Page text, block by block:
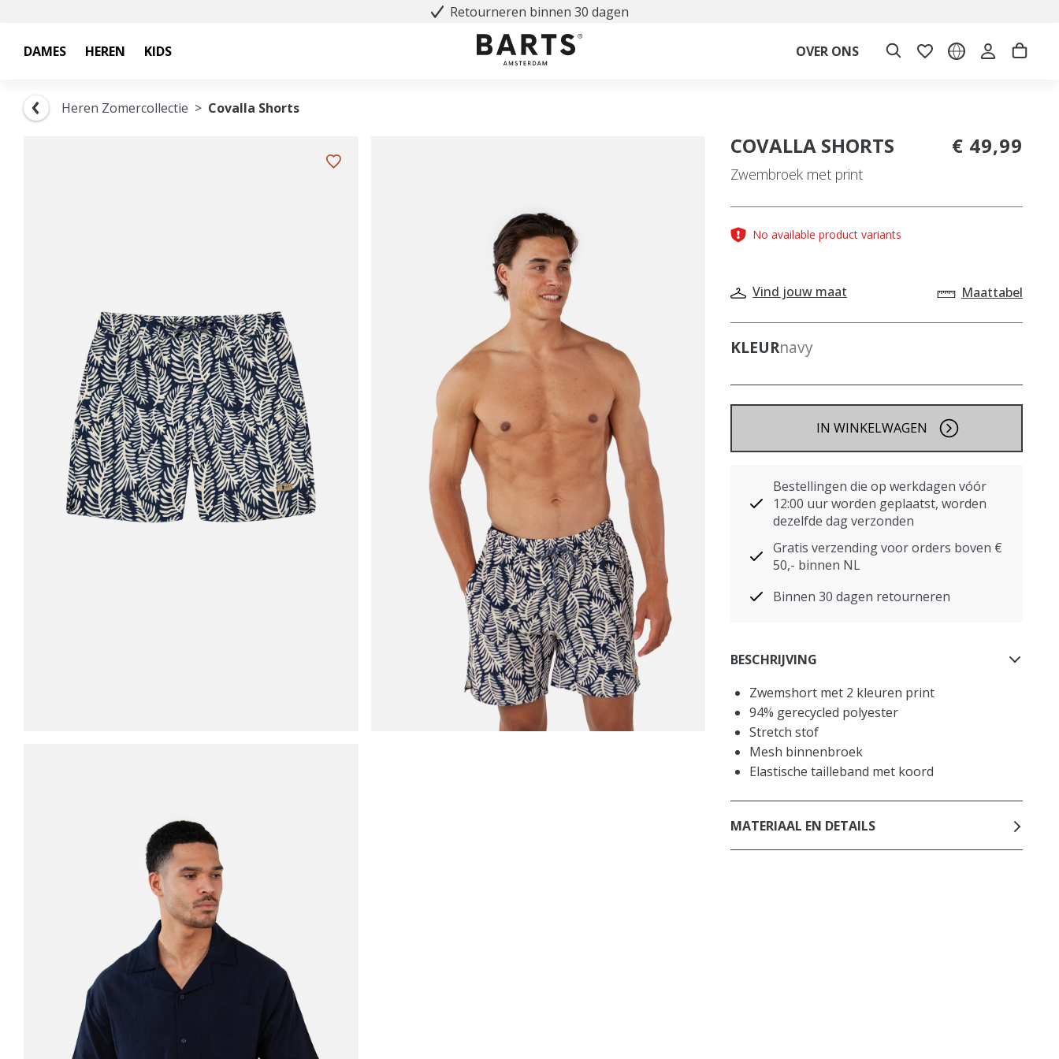
Retourneren binnen 30 dagen
DAMES HEREN KIDS OVER ONS
Heren Zomercollectie Covalla Shorts
COVALLA SHORTS
Zwembroek met print
€ 49,99
No available product variants
Vind jouw maat Maattabel
KLEURnavy
IN WINKELWAGEN
Bestellingen die op werkdagen vóór
12:00 uur worden geplaatst, worden
dezelfde dag verzonden
Gratis verzending voor orders boven €
50,- binnen NL
Binnen 30 dagen retourneren
BESCHRIJVING
Zwemshort met 2 kleuren print
94% gerecycled polyester
Stretch stof
Mesh binnenbroek
Elastische tailleband met koord
MATERIAAL EN DETAILS